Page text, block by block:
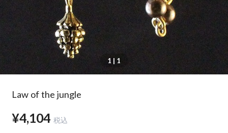
1 | 1
Law of the jungle
¥4,104 税込